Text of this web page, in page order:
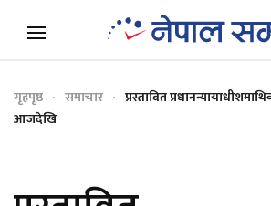
गृहपृष्ठ समाचार
प्रस्तावित
आजदेखि